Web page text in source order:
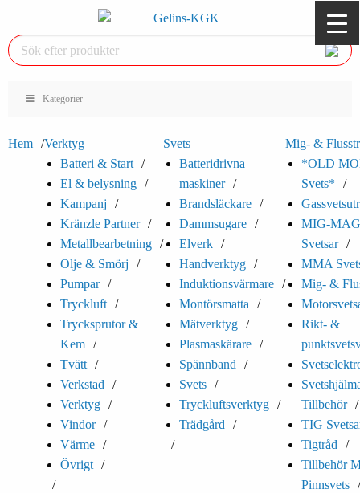
Kategorier
Hem
Verktyg
Batteri & Start
El & belysning
Kampanj
Kränzle Partner
Metallbearbetning
Olje & Smörj
Pumpar
Tryckluft
Trycksprutor &
Kem
Tvätt
Verkstad
Verktyg
Vindor
Värme
Övrigt
Svets
Batteridrivna
maskiner
Brandsläckare
Dammsugare
Elverk
Handverktyg
Induktionsvärmare
Montörsmatta
Mätverktyg
Plasmaskärare
Spännband
Svets
Tryckluftsverktyg
Trädgård
Mig- &
*OLD
Svets*
MIG-MAG
Svetsar
MMA
Mig- &
Rikt- &
Tillbehör
TIG
Tigtråd
Tillbehör
Pinnsvets